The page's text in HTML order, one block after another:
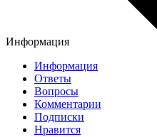
Информация
Информация
Ответы
Вопросы
Комментарии
Подписки
Нравится